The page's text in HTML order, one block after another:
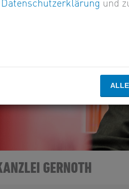
GERNOTH
Datenschutzerklärung und